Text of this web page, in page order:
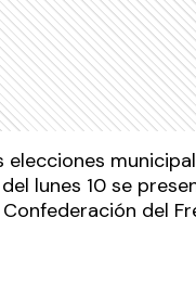
elecciones
lunes 10 se
del